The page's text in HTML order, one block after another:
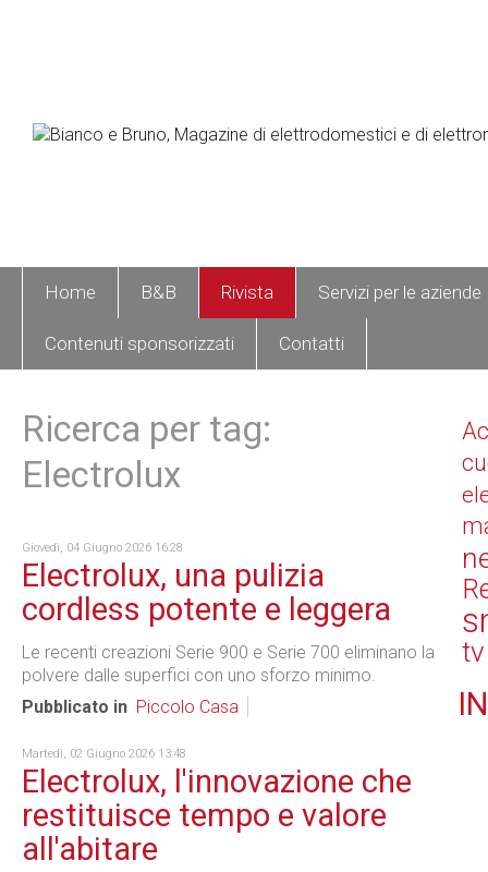
Home B&B Rivista Servizi per le aziende
Contenuti sponsorizzati Contatti
Ricerca per tag:
Electrolux
Giovedì, 04 Giugno 2026 16:28
Electrolux, una pulizia
cordless potente e leggera
Le recenti creazioni Serie 900 e Serie 700 eliminano la
polvere dalle superfici con uno sforzo minimo.
Pubblicato in Piccolo Casa
Martedì, 02 Giugno 2026 13:48
Electrolux, l'innovazione che
restituisce tempo e valore
all'abitare
tv
IN